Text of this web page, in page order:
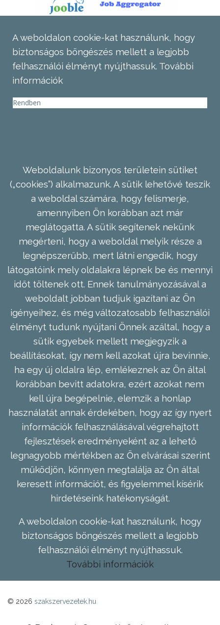
A weboldalon cookie-kat használunk, hogy
biztonságos böngészés mellett a legjobb
felhasználói élményt nyújthassuk. További
információk
Rendben
Weboldalunk bizonyos területein sütiket
(„cookies”) alkalmazunk. A sütik lehetővé teszik
a weboldal számára, hogy felismerje,
amennyiben Ön korábban azt már
meglátogatta. A sütik segítenek nekünk
megérteni, hogy a weboldal melyik része a
legnépszerűbb, mert látni engedik, hogy
látogatóink mely oldalakra lépnek be és mennyi
időt töltenek ott. Ennek tanulmányozásával a
weboldalt jobban tudjuk igazítani az Ön
igényeihez, és még változatosabb felhasználói
élményt tudunk nyújtani Önnek azáltal, hogy a
sütik egyebek mellett megjegyzik a
beállításokat, így nem kell azokat újra bevinnie,
ha egy új oldalra lép, emlékeznek az Ön által
korábban bevitt adatokra, ezért azokat nem
kell újra begépelnie, elemzik a honlap
használatát annak érdekében, hogy az így nyert
információk felhasználásával végrehajtott
fejlesztések eredményeként az a lehető
legnagyobb mértékben az Ön elvárásai szerint
működjön, könnyen megtalálja az Ön által
keresett információt, és figyelemmel kísérik
hirdetéseink hatékonyságát.
A weboldalon cookie-kat használunk, hogy
biztonságos böngészés mellett a legjobb
felhasználói élményt nyújthassuk.
További információk
© 2026 szakszervezetek.hu